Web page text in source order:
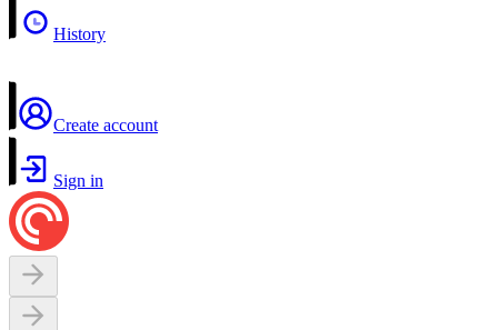
History
Create account
Sign in